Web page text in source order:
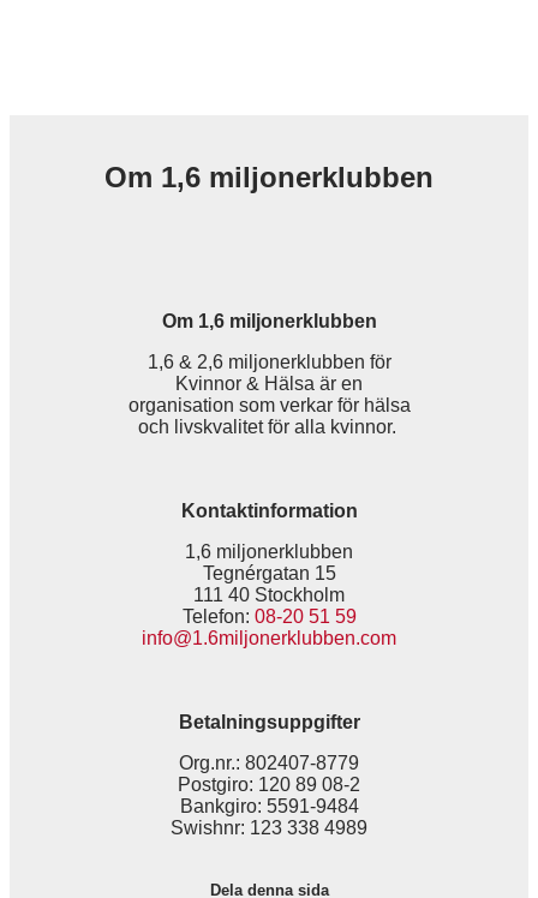
Om 1,6 miljonerklubben
Om 1,6 miljonerklubben
1,6 & 2,6 miljonerklubben för
Kvinnor & Hälsa är en
organisation som verkar för hälsa
och livskvalitet för alla kvinnor.
Kontaktinformation
1,6 miljonerklubben
Tegnérgatan 15
111 40 Stockholm
Telefon: 08-20 51 59
info@1.6miljonerklubben.com
Betalningsuppgifter
Org.nr.: 802407-8779
Postgiro: 120 89 08-2
Bankgiro: 5591-9484
Swishnr: 123 338 4989
Dela denna sida